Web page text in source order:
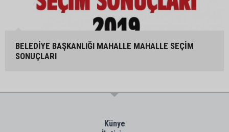
BELEDİYE BAŞKANLIĞI MAHALLE MAHALLE SEÇİM
SONUÇLARI
Künye